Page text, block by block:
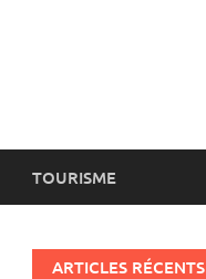
TOURISME
ARTICLES RÉCENTS